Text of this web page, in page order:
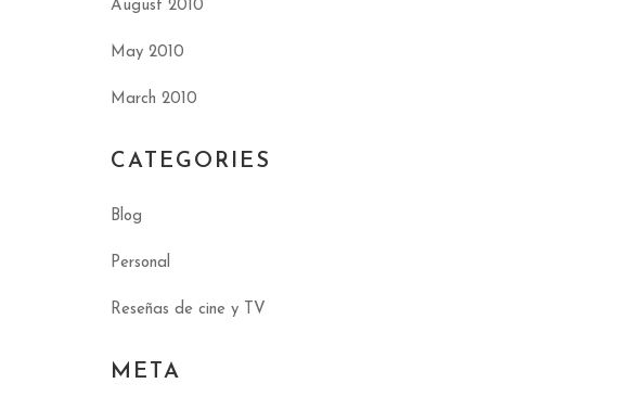
August 2010
May 2010
March 2010
CATEGORIES
Blog
Personal
Reseñas de cine y TV
META